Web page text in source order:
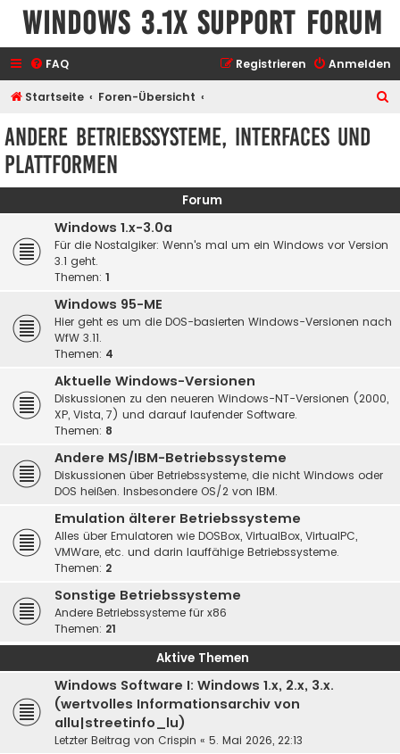
Windows 3.1x Support Forum
FAQ Anmelden
Registrieren
Startseite Foren-Übersicht
e
Andere Betriebssysteme, Interfaces und
Plattformen
Forum
Windows 1.x-3.0a
Für die Nostalgiker: Wenn's mal um ein Windows vor Version
3.1 geht.
Themen: 1
Windows 95-ME
Hier geht es um die DOS-basierten Windows-Versionen nach
WfW 3.11.
Themen: 4
Aktuelle Windows-Versionen
Diskussionen zu den neueren Windows-NT-Versionen (2000,
XP, Vista, 7) und darauf laufender Software.
Themen: 8
Andere MS/IBM-Betriebssysteme
Diskussionen über Betriebssysteme, die nicht Windows oder
DOS heißen. Insbesondere OS/2 von IBM.
Emulation älterer Betriebssysteme
Alles über Emulatoren wie DOSBox, VirtualBox, VirtualPC,
VMWare, etc. und darin lauffähige Betriebssysteme.
Themen: 2
Sonstige Betriebssysteme
Andere Betriebssysteme für x86
Themen: 21
Aktive Themen
Windows Software I: Windows 1.x, 2.x, 3.x.
(wertvolles Informationsarchiv von
allu|streetinfo_lu)
Letzter Beitrag von Crispin « 5. Mai 2026, 22:13